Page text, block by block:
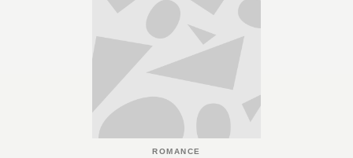
ROMANCE